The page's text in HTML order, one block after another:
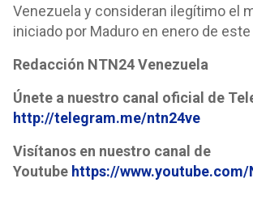
Venezuela y consideran ilegítimo el
iniciado por Maduro en enero de este
Redacción NTN24 Venezuela
Únete a nuestro canal oficial de
http://telegram.me/ntn24ve
Visítanos en nuestro canal de
Youtube https://www.youtube.com/